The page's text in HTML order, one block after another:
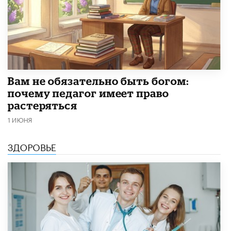
​Вам не обязательно быть богом:
почему педагог имеет право
растеряться
1 ИЮНЯ
ЗДОРОВЬЕ